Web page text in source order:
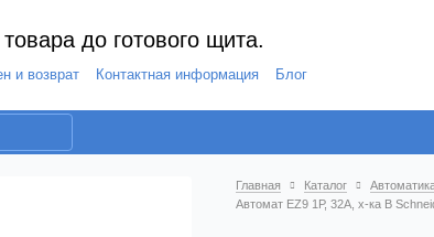
до готового щита.
и возврат Контактная информация Блог
Главная Каталог
Автомат EZ9 1Р, 32А, х-ка В